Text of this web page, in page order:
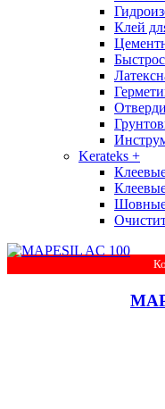
Клей
Kerateks +
Шовные